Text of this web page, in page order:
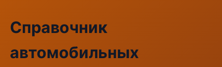
Справочник
автомобильных